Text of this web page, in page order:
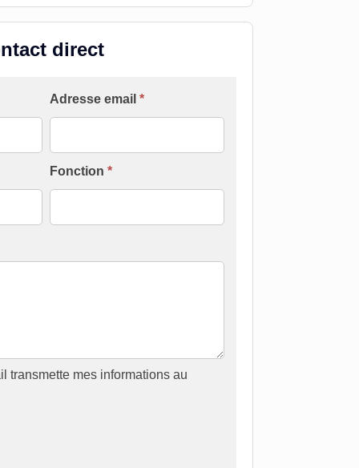
direct
Adresse email*
Fonction*
transmette mes informations au